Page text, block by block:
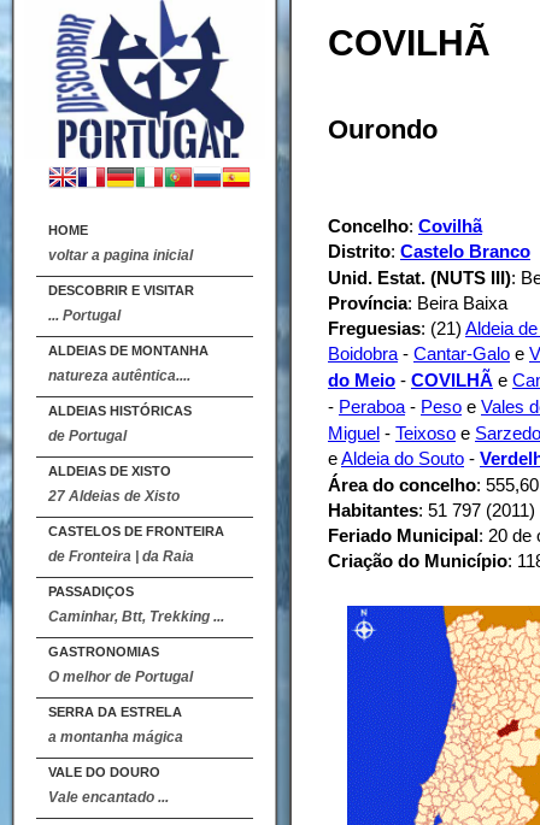
HOME
voltar a pagina inicial
DESCOBRIR E VISITAR
... Portugal
ALDEIAS DE MONTANHA
natureza autêntica....
ALDEIAS HISTÓRICAS
de Portugal
ALDEIAS DE XISTO
27 Aldeias de Xisto
CASTELOS DE FRONTEIRA
de Fronteira | da Raia
PASSADIÇOS
Caminhar, Btt, Trekking ...
GASTRONOMIAS
O melhor de Portugal
SERRA DA ESTRELA
a montanha mágica
VALE DO DOURO
Vale encantado ...
COVILHÃ
Ourondo
Concelho: Covilhã
Distrito: Castelo Branco
Unid. Estat. (NUTS III):
Província: Beira Baixa
Freguesias: (21) Aldeia
Boidobra - Cantar-Galo e
do Meio - COVILHÃ e
- Peraboa - Peso e Vales
Miguel - Teixoso e Sarzedo
eAldeia do Souto -
Área do concelho:
Habitantes: 51 797 (2011)
Feriado Municipal: 20 de
Criação do Município: